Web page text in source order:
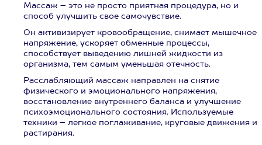
Массаж – это не просто приятная процедура, но и
способ улучшить свое самочувствие.
Он активизирует кровообращение, снимает мышечное
напряжение, ускоряет обменные процессы,
способствует выведению лишней жидкости из
организма, тем самым уменьшая отечность.
Расслабляющий массаж направлен на снятие
физического и эмоционального напряжения,
восстановление внутреннего баланса и улучшение
психоэмоционального состояния. Используемые
техники – легкое поглаживание, круговые движения и
растирания.